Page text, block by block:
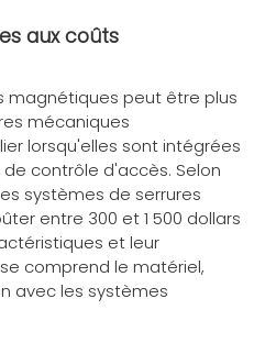
aux coûts
magnétiques peut être plus
mécaniques
lorsqu'elles sont intégrées
contrôle d'accès. Selon
systèmes de serrures
entre 300 et 1 500 dollars
et leur
comprend le matériel,
avec les systèmes